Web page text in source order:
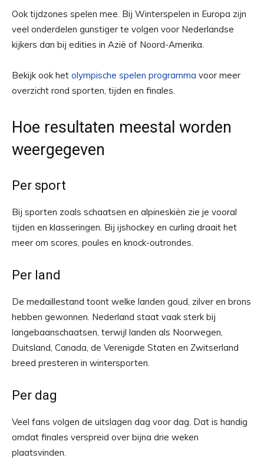
Ook tijdzones spelen mee. Bij Winterspelen in Europa zijn
veel onderdelen gunstiger te volgen voor Nederlandse
kijkers dan bij edities in Azië of Noord-Amerika.
Bekijk ook het olympische spelen programma voor meer
overzicht rond sporten, tijden en finales.
Hoe resultaten meestal worden
weergegeven
Per sport
Bij sporten zoals schaatsen en alpineskiën zie je vooral
tijden en klasseringen. Bij ijshockey en curling draait het
meer om scores, poules en knock-outrondes.
Per land
De medaillestand toont welke landen goud, zilver en brons
hebben gewonnen. Nederland staat vaak sterk bij
langebaanschaatsen, terwijl landen als Noorwegen,
Duitsland, Canada, de Verenigde Staten en Zwitserland
breed presteren in wintersporten.
Per dag
Veel fans volgen de uitslagen dag voor dag. Dat is handig
omdat finales verspreid over bijna drie weken
plaatsvinden.